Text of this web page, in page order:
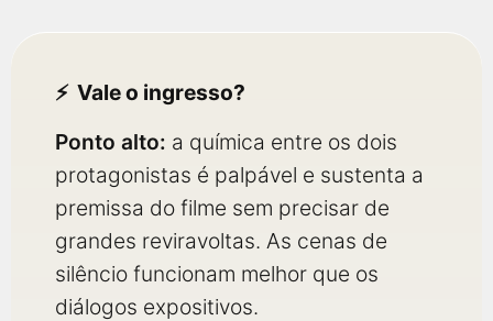
Vale o ingresso?
Ponto alto: a química entre os dois
protagonistas é palpável e sustenta a
premissa do filme sem precisar de
grandes reviravoltas. As cenas de
silêncio funcionam melhor que os
diálogos expositivos.